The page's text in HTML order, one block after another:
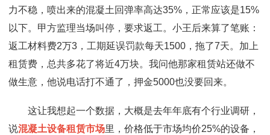
力不稳，喷出来的混凝土回弹率高达35%，正常应该是15%
以下。甲方监理当场叫停，要求返工。小王后来算了笔账：
返工材料费2万3，工期延误罚款每天1500，拖了7天。加上
租赁费，总共多花了将近4万块。我问他那家租赁站还做不
做生意，他说电话打不通了，押金5000也没要回来。
这让我想起一个数据，大概是去年年底有个行业调研，
说混凝土设备租赁市场里，价格低于市场均价25%的设备，